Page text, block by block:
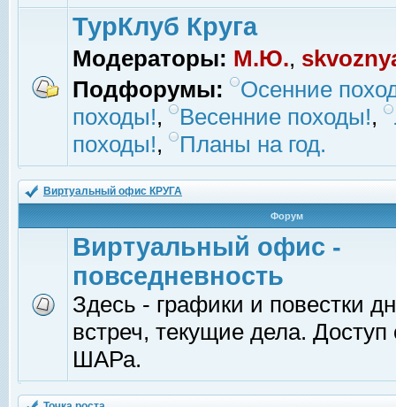
ТурКлуб Круга
Модераторы: М.Ю.,
Подфорумы:
Осенние
походы!, Весенние походы!,
походы!, Планы на год.
Виртуальный офис КРУГА
Форум
Виртуальный офис -
повседневность
Здесь - графики и повестки
встреч, текущие дела.
ШАРа.